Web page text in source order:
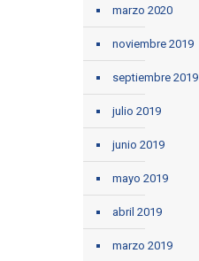
marzo 2020
noviembre 2019
septiembre 2019
julio 2019
junio 2019
mayo 2019
abril 2019
marzo 2019